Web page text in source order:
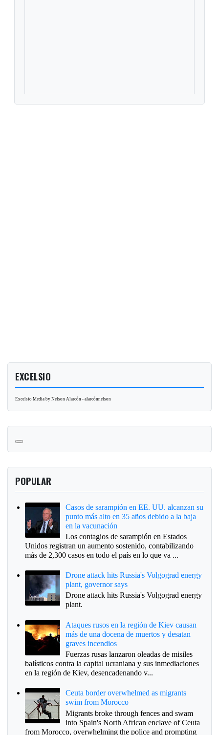
EXCELSIO
Excelsio Media by Nelson Alarcón - alarcónnelson
POPULAR
Casos de sarampión en EE. UU. alcanzan su
punto más alto en 35 años debido a la baja
en la vacunación
Los contagios de sarampión en Estados
Unidos registran un aumento sostenido, contabilizando
más de 2,300 casos en todo el país en lo que va ...
Drone attack hits Russia's Volgograd energy
plant, governor says
Drone attack hits Russia's Volgograd energy
plant.
Ataques rusos en la región de Kiev causan
más de una docena de muertos y desatan
graves incendios
Fuerzas rusas lanzaron oleadas de misiles
balísticos contra la capital ucraniana y sus inmediaciones
en la región de Kiev, desencadenando v...
Ceuta border overwhelmed as migrants
swim from Morocco
Migrants broke through fences and swam
into Spain's North African enclave of Ceuta
from Morocco, overwhelming the police and prompting